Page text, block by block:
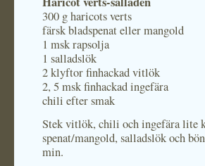
300 g haricots verts
färsk bladspenat eller mangold
1 msk rapsolja
1 salladslök
2 klyftor finhackad vitlök
2, 5 msk finhackad ingefära
chili efter smak
Stek vitlök, chili och ingefära
spenat/mangold, salladslök och
min.